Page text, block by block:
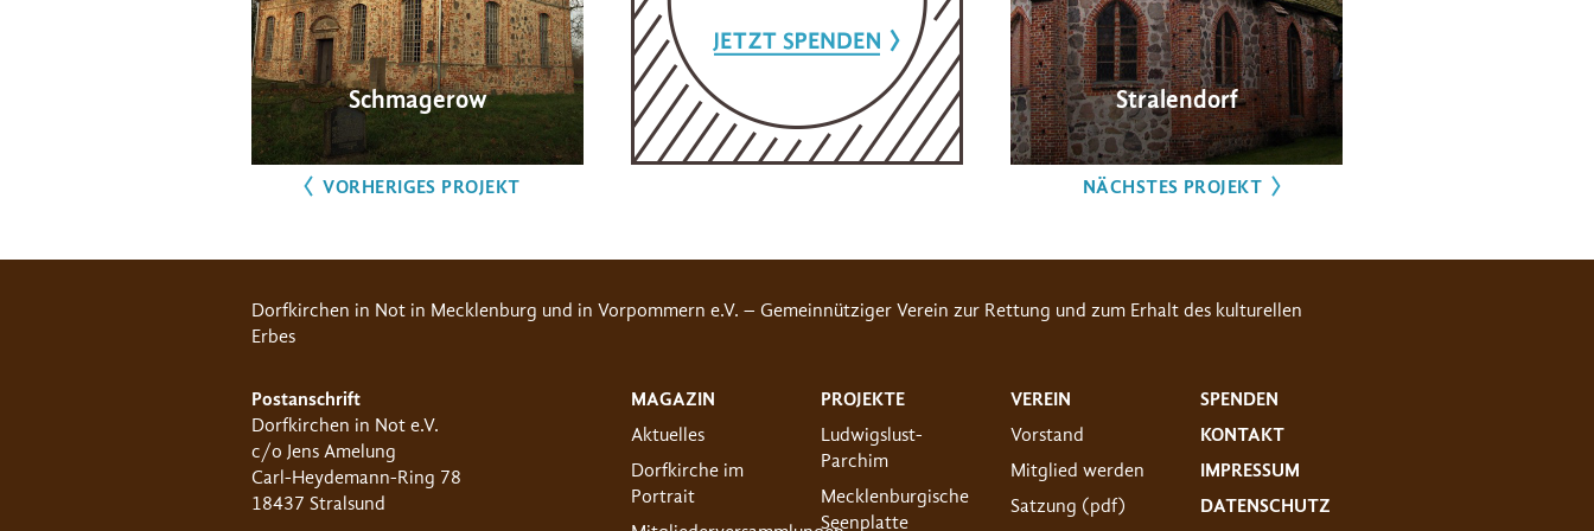
Schmagerow
VORHERIGES PROJEKT
Stralendorf
NÄCHSTES PROJEKT
Dorfkirchen in Not in Mecklenburg und in Vorpommern e.V. – Gemeinnütziger Verein zur Rettung und zum Erhalt des kulturellen
Erbes
Postanschrift
Dorfkirchen in Not e.V.
c/o Jens Amelung
Carl-Heydemann-Ring 78
18437 Stralsund
MAGAZIN
Aktuelles
Dorfkirche im
Portrait
PROJEKTE
Ludwigslust-
Parchim
Mecklenburgische
Seenplatte
VEREIN
Vorstand
Mitglied werden
Satzung (pdf)
SPENDEN
KONTAKT
IMPRESSUM
DATENSCHUTZ